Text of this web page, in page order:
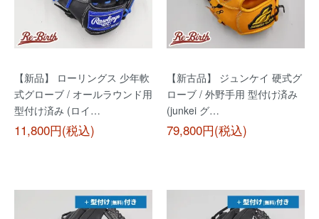
【新品】 ローリングス 少年軟
式グローブ / オールラウンド用
型付け済み (ロイ…
11,800円(税込)
【新古品】 ジュンケイ 硬式グ
ローブ / 外野手用 型付け済み
(junkei グ…
79,800円(税込)